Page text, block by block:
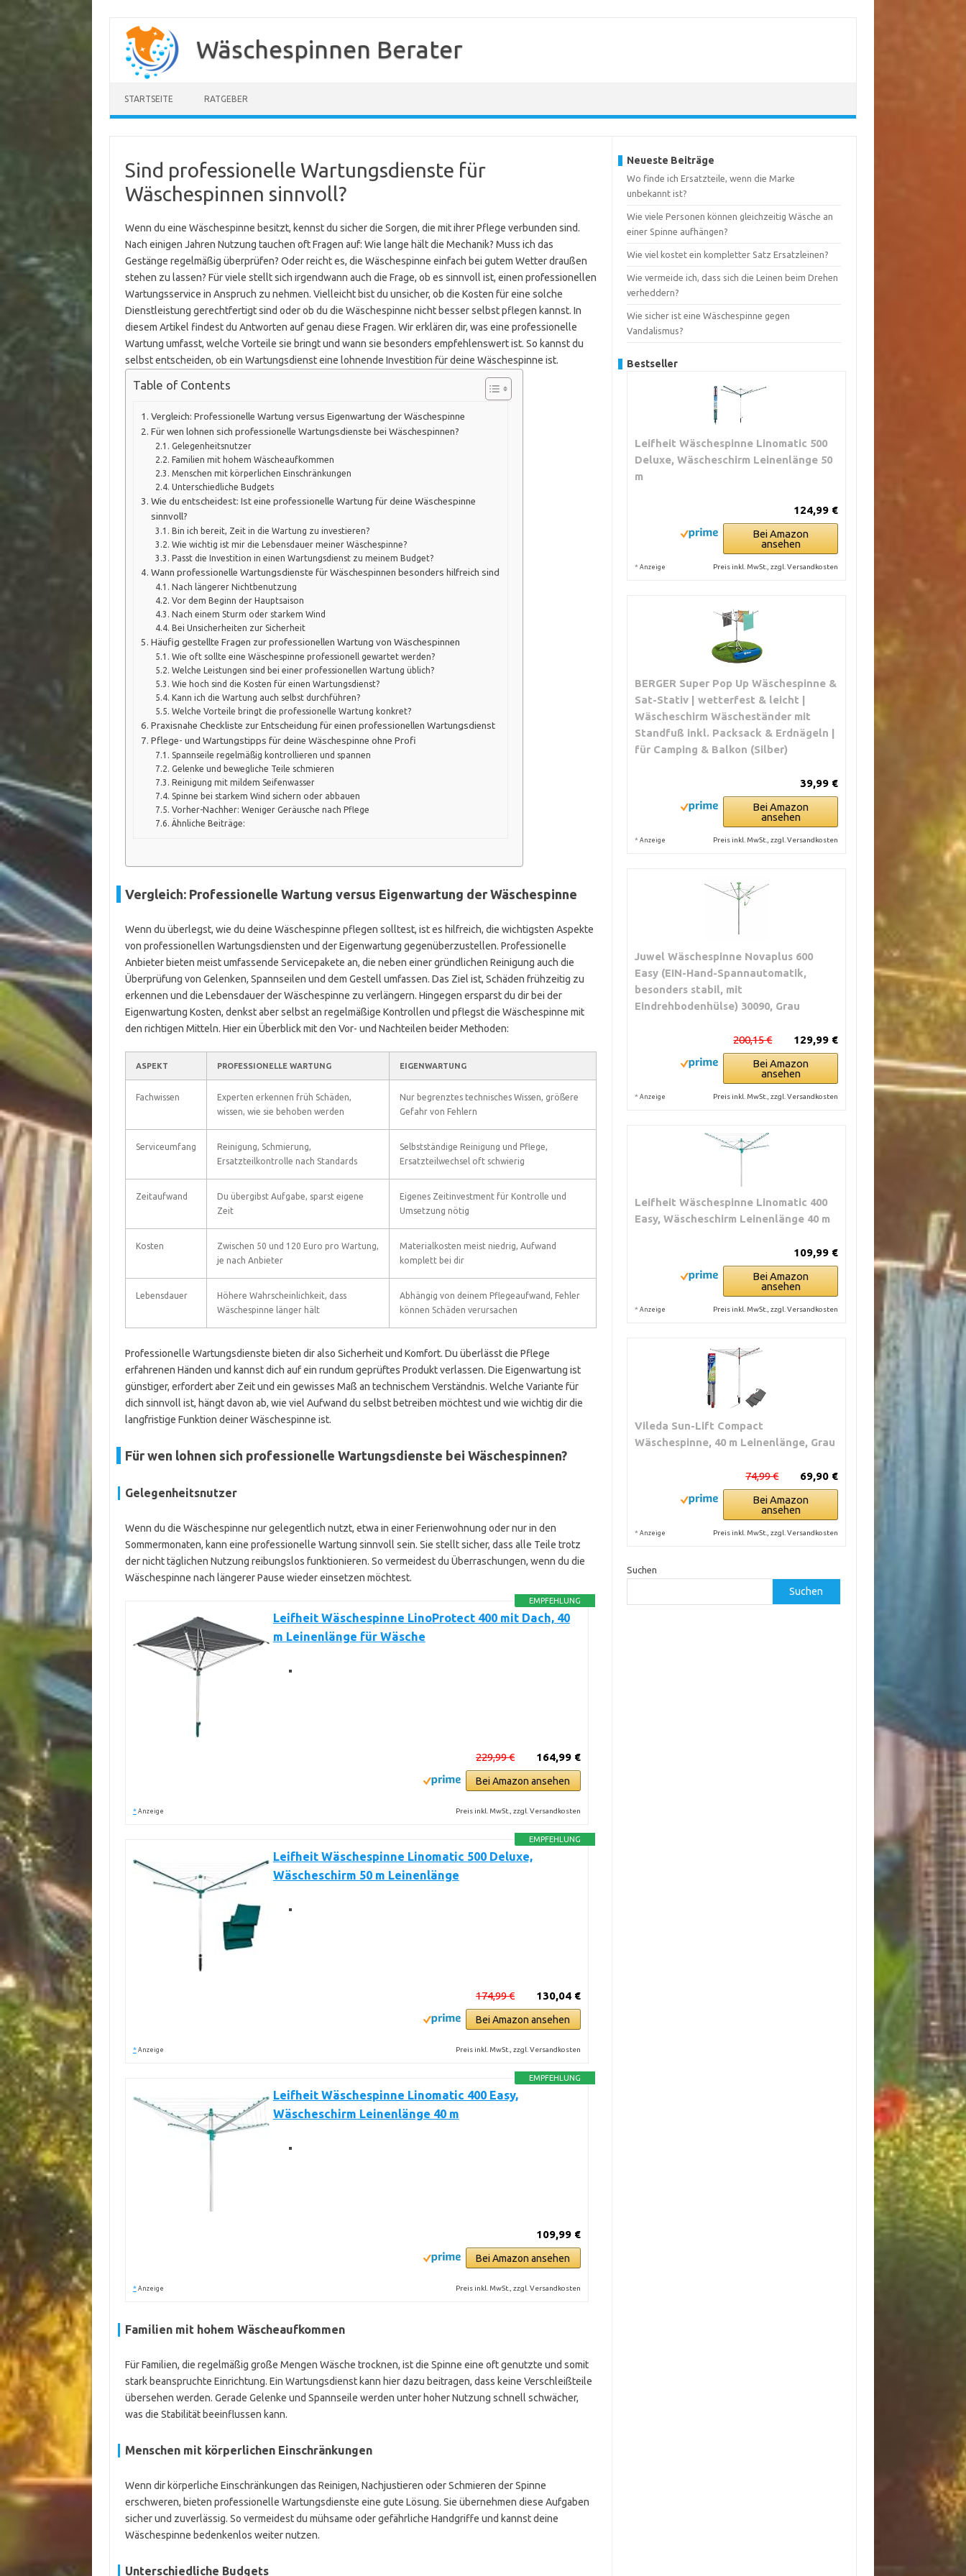
Inhalt
springen
Wäschespinnen Berater
STARTSEITE RATGEBER
Sind professionelle Wartungsdienste für
Wäschespinnen sinnvoll?
Wenn du eine Wäschespinne besitzt, kennst du sicher die Sorgen, die mit ihrer Pflege verbunden sind.
Nach einigen Jahren Nutzung tauchen oft Fragen auf: Wie lange hält die Mechanik? Muss ich das
Gestänge regelmäßig überprüfen? Oder reicht es, die Wäschespinne einfach bei gutem Wetter draußen
stehen zu lassen? Für viele stellt sich irgendwann auch die Frage, ob es sinnvoll ist, einen professionellen
Wartungsservice in Anspruch zu nehmen. Vielleicht bist du unsicher, ob die Kosten für eine solche
Dienstleistung gerechtfertigt sind oder ob du die Wäschespinne nicht besser selbst pflegen kannst. In
diesem Artikel findest du Antworten auf genau diese Fragen. Wir erklären dir, was eine professionelle
Wartung umfasst, welche Vorteile sie bringt und wann sie besonders empfehlenswert ist. So kannst du
selbst entscheiden, ob ein Wartungsdienst eine lohnende Investition für deine Wäschespinne ist.
Table of Contents
Vergleich: Professionelle Wartung versus Eigenwartung der Wäschespinne
Für wen lohnen sich professionelle Wartungsdienste bei Wäschespinnen?
Gelegenheitsnutzer
Familien mit hohem Wäscheaufkommen
Menschen mit körperlichen Einschränkungen
Unterschiedliche Budgets
Wie du entscheidest: Ist eine professionelle Wartung für deine Wäschespinne
sinnvoll?
Bin ich bereit, Zeit in die Wartung zu investieren?
Wie wichtig ist mir die Lebensdauer meiner Wäschespinne?
Passt die Investition in einen Wartungsdienst zu meinem Budget?
Wann professionelle Wartungsdienste für Wäschespinnen besonders hilfreich sind
Nach längerer Nichtbenutzung
Vor dem Beginn der Hauptsaison
Nach einem Sturm oder starkem Wind
Bei Unsicherheiten zur Sicherheit
Häufig gestellte Fragen zur professionellen Wartung von Wäschespinnen
Wie oft sollte eine Wäschespinne professionell gewartet werden?
Welche Leistungen sind bei einer professionellen Wartung üblich?
Wie hoch sind die Kosten für einen Wartungsdienst?
Kann ich die Wartung auch selbst durchführen?
Welche Vorteile bringt die professionelle Wartung konkret?
Praxisnahe Checkliste zur Entscheidung für einen professionellen Wartungsdienst
Pflege- und Wartungstipps für deine Wäschespinne ohne Profi
Spannseile regelmäßig kontrollieren und spannen
Gelenke und bewegliche Teile schmieren
Reinigung mit mildem Seifenwasser
Spinne bei starkem Wind sichern oder abbauen
Vorher-Nachher: Weniger Geräusche nach Pflege
Ähnliche Beiträge:
Vergleich: Professionelle Wartung versus Eigenwartung der Wäschespinne
Wenn du überlegst, wie du deine Wäschespinne pflegen solltest, ist es hilfreich, die wichtigsten Aspekte
von professionellen Wartungsdiensten und der Eigenwartung gegenüberzustellen. Professionelle
Anbieter bieten meist umfassende Servicepakete an, die neben einer gründlichen Reinigung auch die
Überprüfung von Gelenken, Spannseilen und dem Gestell umfassen. Das Ziel ist, Schäden frühzeitig zu
erkennen und die Lebensdauer der Wäschespinne zu verlängern. Hingegen ersparst du dir bei der
Eigenwartung Kosten, denkst aber selbst an regelmäßige Kontrollen und pflegst die Wäschespinne mit
den richtigen Mitteln. Hier ein Überblick mit den Vor- und Nachteilen beider Methoden:
ASPEKT PROFESSIONELLE WARTUNG EIGENWARTUNG
Fachwissen
Experten erkennen früh Schäden,
wissen, wie sie behoben werden
Nur begrenztes technisches Wissen, größere
Gefahr von Fehlern
Serviceumfang
Reinigung, Schmierung,
Ersatzteilkontrolle nach Standards
Selbstständige Reinigung und Pflege,
Ersatzteilwechsel oft schwierig
Zeitaufwand
Du übergibst Aufgabe, sparst eigene
Zeit
Eigenes Zeitinvestment für Kontrolle und
Umsetzung nötig
Kosten
Zwischen 50 und 120 Euro pro Wartung,
je nach Anbieter
Materialkosten meist niedrig, Aufwand
komplett bei dir
Lebensdauer
Höhere Wahrscheinlichkeit, dass
Wäschespinne länger hält
Abhängig von deinem Pflegeaufwand, Fehler
können Schäden verursachen
Professionelle Wartungsdienste bieten dir also Sicherheit und Komfort. Du überlässt die Pflege
erfahrenen Händen und kannst dich auf ein rundum geprüftes Produkt verlassen. Die Eigenwartung ist
günstiger, erfordert aber Zeit und ein gewisses Maß an technischem Verständnis. Welche Variante für
dich sinnvoll ist, hängt davon ab, wie viel Aufwand du selbst betreiben möchtest und wie wichtig dir die
langfristige Funktion deiner Wäschespinne ist.
Für wen lohnen sich professionelle Wartungsdienste bei Wäschespinnen?
Gelegenheitsnutzer
Wenn du die Wäschespinne nur gelegentlich nutzt, etwa in einer Ferienwohnung oder nur in den
Sommermonaten, kann eine professionelle Wartung sinnvoll sein. Sie stellt sicher, dass alle Teile trotz
der nicht täglichen Nutzung reibungslos funktionieren. So vermeidest du Überraschungen, wenn du die
Wäschespinne nach längerer Pause wieder einsetzen möchtest.
EMPFEHLUNG
Leifheit Wäschespinne LinoProtect 400 mit Dach, 40
m Leinenlänge für Wäsche
164,99 €
229,99 €
Bei Amazon ansehen
* Anzeige Preis inkl. MwSt., zzgl. Versandkosten
EMPFEHLUNG
Leifheit Wäschespinne Linomatic 500 Deluxe,
Wäscheschirm 50 m Leinenlänge
130,04 €
174,99 €
Bei Amazon ansehen
* Anzeige Preis inkl. MwSt., zzgl. Versandkosten
EMPFEHLUNG
Leifheit Wäschespinne Linomatic 400 Easy,
Wäscheschirm Leinenlänge 40 m
109,99 €
Bei Amazon ansehen
* Anzeige Preis inkl. MwSt., zzgl. Versandkosten
Familien mit hohem Wäscheaufkommen
Für Familien, die regelmäßig große Mengen Wäsche trocknen, ist die Spinne eine oft genutzte und somit
stark beanspruchte Einrichtung. Ein Wartungsdienst kann hier dazu beitragen, dass keine Verschleißteile
übersehen werden. Gerade Gelenke und Spannseile werden unter hoher Nutzung schnell schwächer,
was die Stabilität beeinflussen kann.
Menschen mit körperlichen Einschränkungen
Wenn dir körperliche Einschränkungen das Reinigen, Nachjustieren oder Schmieren der Spinne
erschweren, bieten professionelle Wartungsdienste eine gute Lösung. Sie übernehmen diese Aufgaben
sicher und zuverlässig. So vermeidest du mühsame oder gefährliche Handgriffe und kannst deine
Wäschespinne bedenkenlos weiter nutzen.
Unterschiedliche Budgets
Neueste Beiträge
Wo finde ich Ersatzteile, wenn die Marke
unbekannt ist?
Wie viele Personen können gleichzeitig Wäsche an
einer Spinne aufhängen?
Wie viel kostet ein kompletter Satz Ersatzleinen?
Wie vermeide ich, dass sich die Leinen beim Drehen
verheddern?
Wie sicher ist eine Wäschespinne gegen
Vandalismus?
Bestseller
Leifheit Wäschespinne Linomatic 500
Deluxe, Wäscheschirm Leinenlänge 50
m
124,99 €
Bei Amazon
ansehen
* Anzeige Preis inkl. MwSt., zzgl. Versandkosten
BERGER Super Pop Up Wäschespinne &
Sat-Stativ | wetterfest & leicht |
Wäscheschirm Wäscheständer mit
Standfuß inkl. Packsack & Erdnägeln |
für Camping & Balkon (Silber)
39,99 €
Bei Amazon
ansehen
* Anzeige Preis inkl. MwSt., zzgl. Versandkosten
Juwel Wäschespinne Novaplus 600
Easy (EIN-Hand-Spannautomatik,
besonders stabil, mit
Eindrehbodenhülse) 30090, Grau
129,99 €
200,15 €
Bei Amazon
ansehen
* Anzeige Preis inkl. MwSt., zzgl. Versandkosten
Leifheit Wäschespinne Linomatic 400
Easy, Wäscheschirm Leinenlänge 40 m
109,99 €
Bei Amazon
ansehen
* Anzeige Preis inkl. MwSt., zzgl. Versandkosten
Vileda Sun-Lift Compact
Wäschespinne, 40 m Leinenlänge, Grau
69,90 €
74,99 €
Bei Amazon
ansehen
* Anzeige Preis inkl. MwSt., zzgl. Versandkosten
Suchen
Suchen